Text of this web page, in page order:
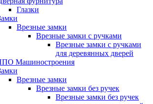
Глазки
Врезные замки
Врезные замки с ручками
Врезные замки с ручками
для деревянных дверей
Машиностроения
Врезные замки
Врезные замки без ручек
Врезные замки без ручек